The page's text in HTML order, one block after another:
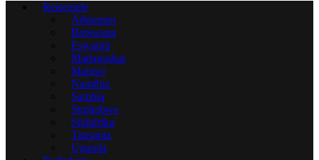
Reiseziele
Äthiopien
Botswana
Eswatini
Madagaskar
Malawi
Namibia
Sambia
Simbabwe
Südafrika
Tansania
Uganda